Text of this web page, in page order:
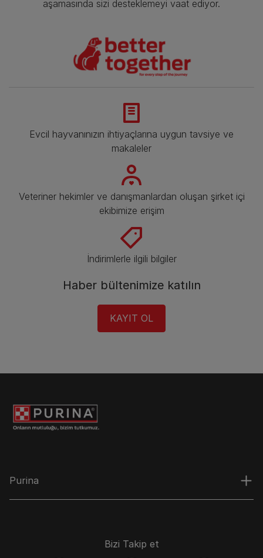
aşamasında sizi desteklemeyi vaat ediyor.
Evcil hayvanınızın ihtiyaçlarına uygun tavsiye ve
makaleler
Veteriner hekimler ve danışmanlardan oluşan şirket içi
ekibimize erişim
İndirimlerle ilgili bilgiler​
Haber bültenimize katılın​
KAYIT OL​
Purina
Bizi Takip et